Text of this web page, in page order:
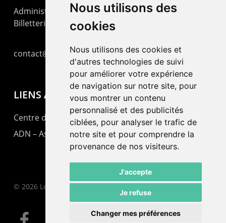
Nous utilisons des
cookies
Nous utilisons des cookies et
d'autres technologies de suivi
pour améliorer votre expérience
de navigation sur notre site, pour
vous montrer un contenu
personnalisé et des publicités
ciblées, pour analyser le trafic de
notre site et pour comprendre la
provenance de nos visiteurs.
J'accepte
Je refuse
Changer mes préférences
Administration : +41 32 725 03 03
Billetterie : +41 32 725 05 05
contact@lepommier.ch
LIENS AMIS
Centre de culture ABC
ADN – Association Danse Neuchâtel
© 2026 Le Pommier.
facebook email